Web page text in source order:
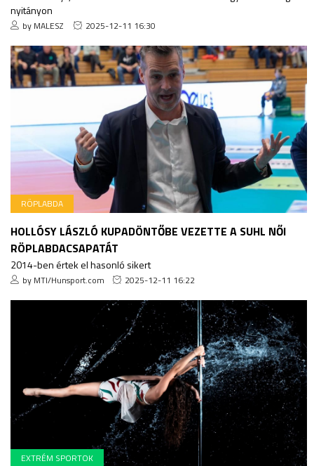
nyitányon
by MALESZ 2025-12-11 16:30
RÖPLABDA
HOLLÓSY LÁSZLÓ KUPADÖNTŐBE VEZETTE A SUHL NŐI
RÖPLABDACSAPATÁT
2014-ben értek el hasonló sikert
by MTI/Hunsport.com 2025-12-11 16:22
EXTRÉM SPORTOK